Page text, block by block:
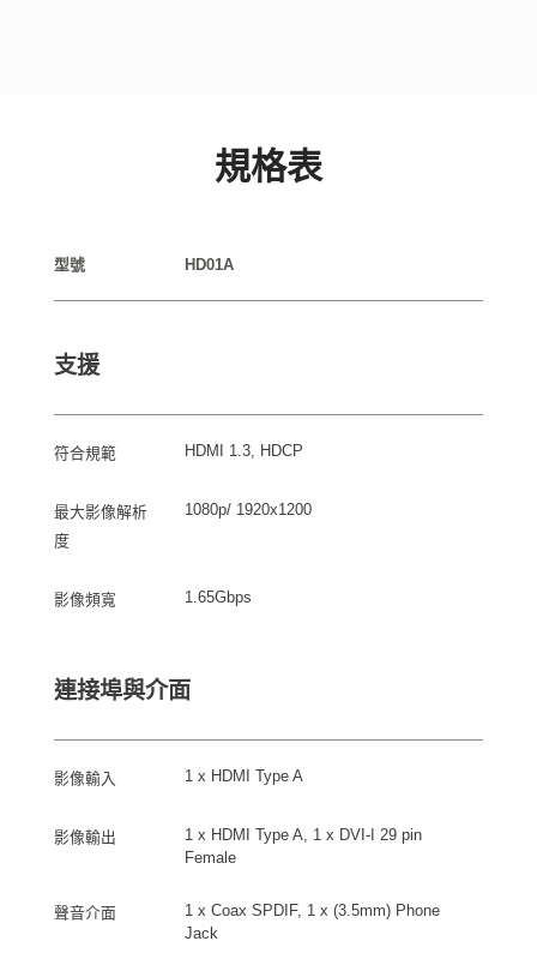
規格表
型號 HD01A
支援
符合規範 HDMI 1.3, HDCP
最大影像解析
度
1080p/ 1920x1200
影像頻寬 1.65Gbps
連接埠與介面
影像輸入 1 x HDMI Type A
影像輸出
1 x HDMI Type A, 1 x DVI-I 29 pin
Female
聲音介面
1 x Coax SPDIF, 1 x (3.5mm) Phone
Jack